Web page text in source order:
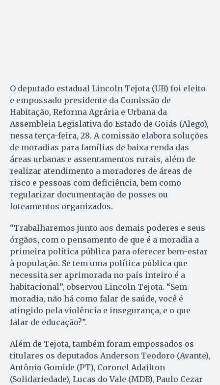
O deputado estadual Lincoln Tejota (UB) foi eleito
e empossado presidente da Comissão de
Habitação, Reforma Agrária e Urbana da
Assembleia Legislativa do Estado de Goiás (Alego),
nessa terça-feira, 28. A comissão elabora soluções
de moradias para famílias de baixa renda das
áreas urbanas e assentamentos rurais, além de
realizar atendimento a moradores de áreas de
risco e pessoas com deficiência, bem como
regularizar documentação de posses ou
loteamentos organizados.
“Trabalharemos junto aos demais poderes e seus
órgãos, com o pensamento de que é a moradia a
primeira política pública para oferecer bem-estar
à população. Se tem uma política pública que
necessita ser aprimorada no país inteiro é a
habitacional”, observou Lincoln Tejota. “Sem
moradia, não há como falar de saúde, você é
atingido pela violência e insegurança, e o que
falar de educação?”.
Além de Tejota, também foram empossados os
titulares os deputados Anderson Teodoro (Avante),
Antônio Gomide (PT), Coronel Adailton
(Solidariedade), Lucas do Vale (MDB), Paulo Cezar